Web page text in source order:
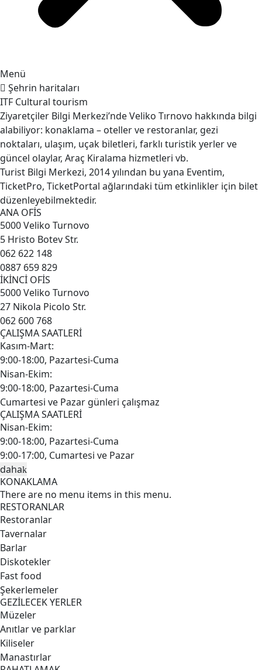
Menü
Şehrin haritaları
ITF Cultural tourism
Ziyaretçiler Bilgi Merkezi’nde Veliko Tırnovo hakkında bilgi
alabiliyor: konaklama – oteller ve restoranlar, gezi
noktaları, ulaşım, uçak biletleri, farklı turistik yerler ve
güncel olaylar, Araç Kiralama hizmetleri vb.
Turist Bilgi Merkezi, 2014 yılından bu yana Eventim,
TicketPro, TicketPortal ağlarındaki tüm etkinlikler için bilet
düzenleyebilmektedir.
ANA OFİS
5000 Veliko Turnovo
5 Hristo Botev Str.
062 622 148
0887 659 829
İKİNCİ OFİS
5000 Veliko Turnovo
27 Nikola Picolo Str.
062 600 768
ÇALIŞMA SAATLERİ
Kasım-Mart:
9:00-18:00, Pazartesi-Cuma
Nisan-Ekim:
9:00-18:00, Pazartesi-Cuma
Cumartesi ve Pazar günleri çalışmaz
ÇALIŞMA SAATLERİ
Nisan-Ekim:
9:00-18:00, Pazartesi-Cuma
9:00-17:00, Cumartesi ve Pazar
daha
KONAKLAMA
There are no menu items in this menu.
RESTORANLAR
Restoranlar
Tavernalar
Barlar
Diskotekler
Fast food
Şekerlemeler
GEZİLECEK YERLER
Müzeler
Anıtlar ve parklar
Kiliseler
Manastırlar